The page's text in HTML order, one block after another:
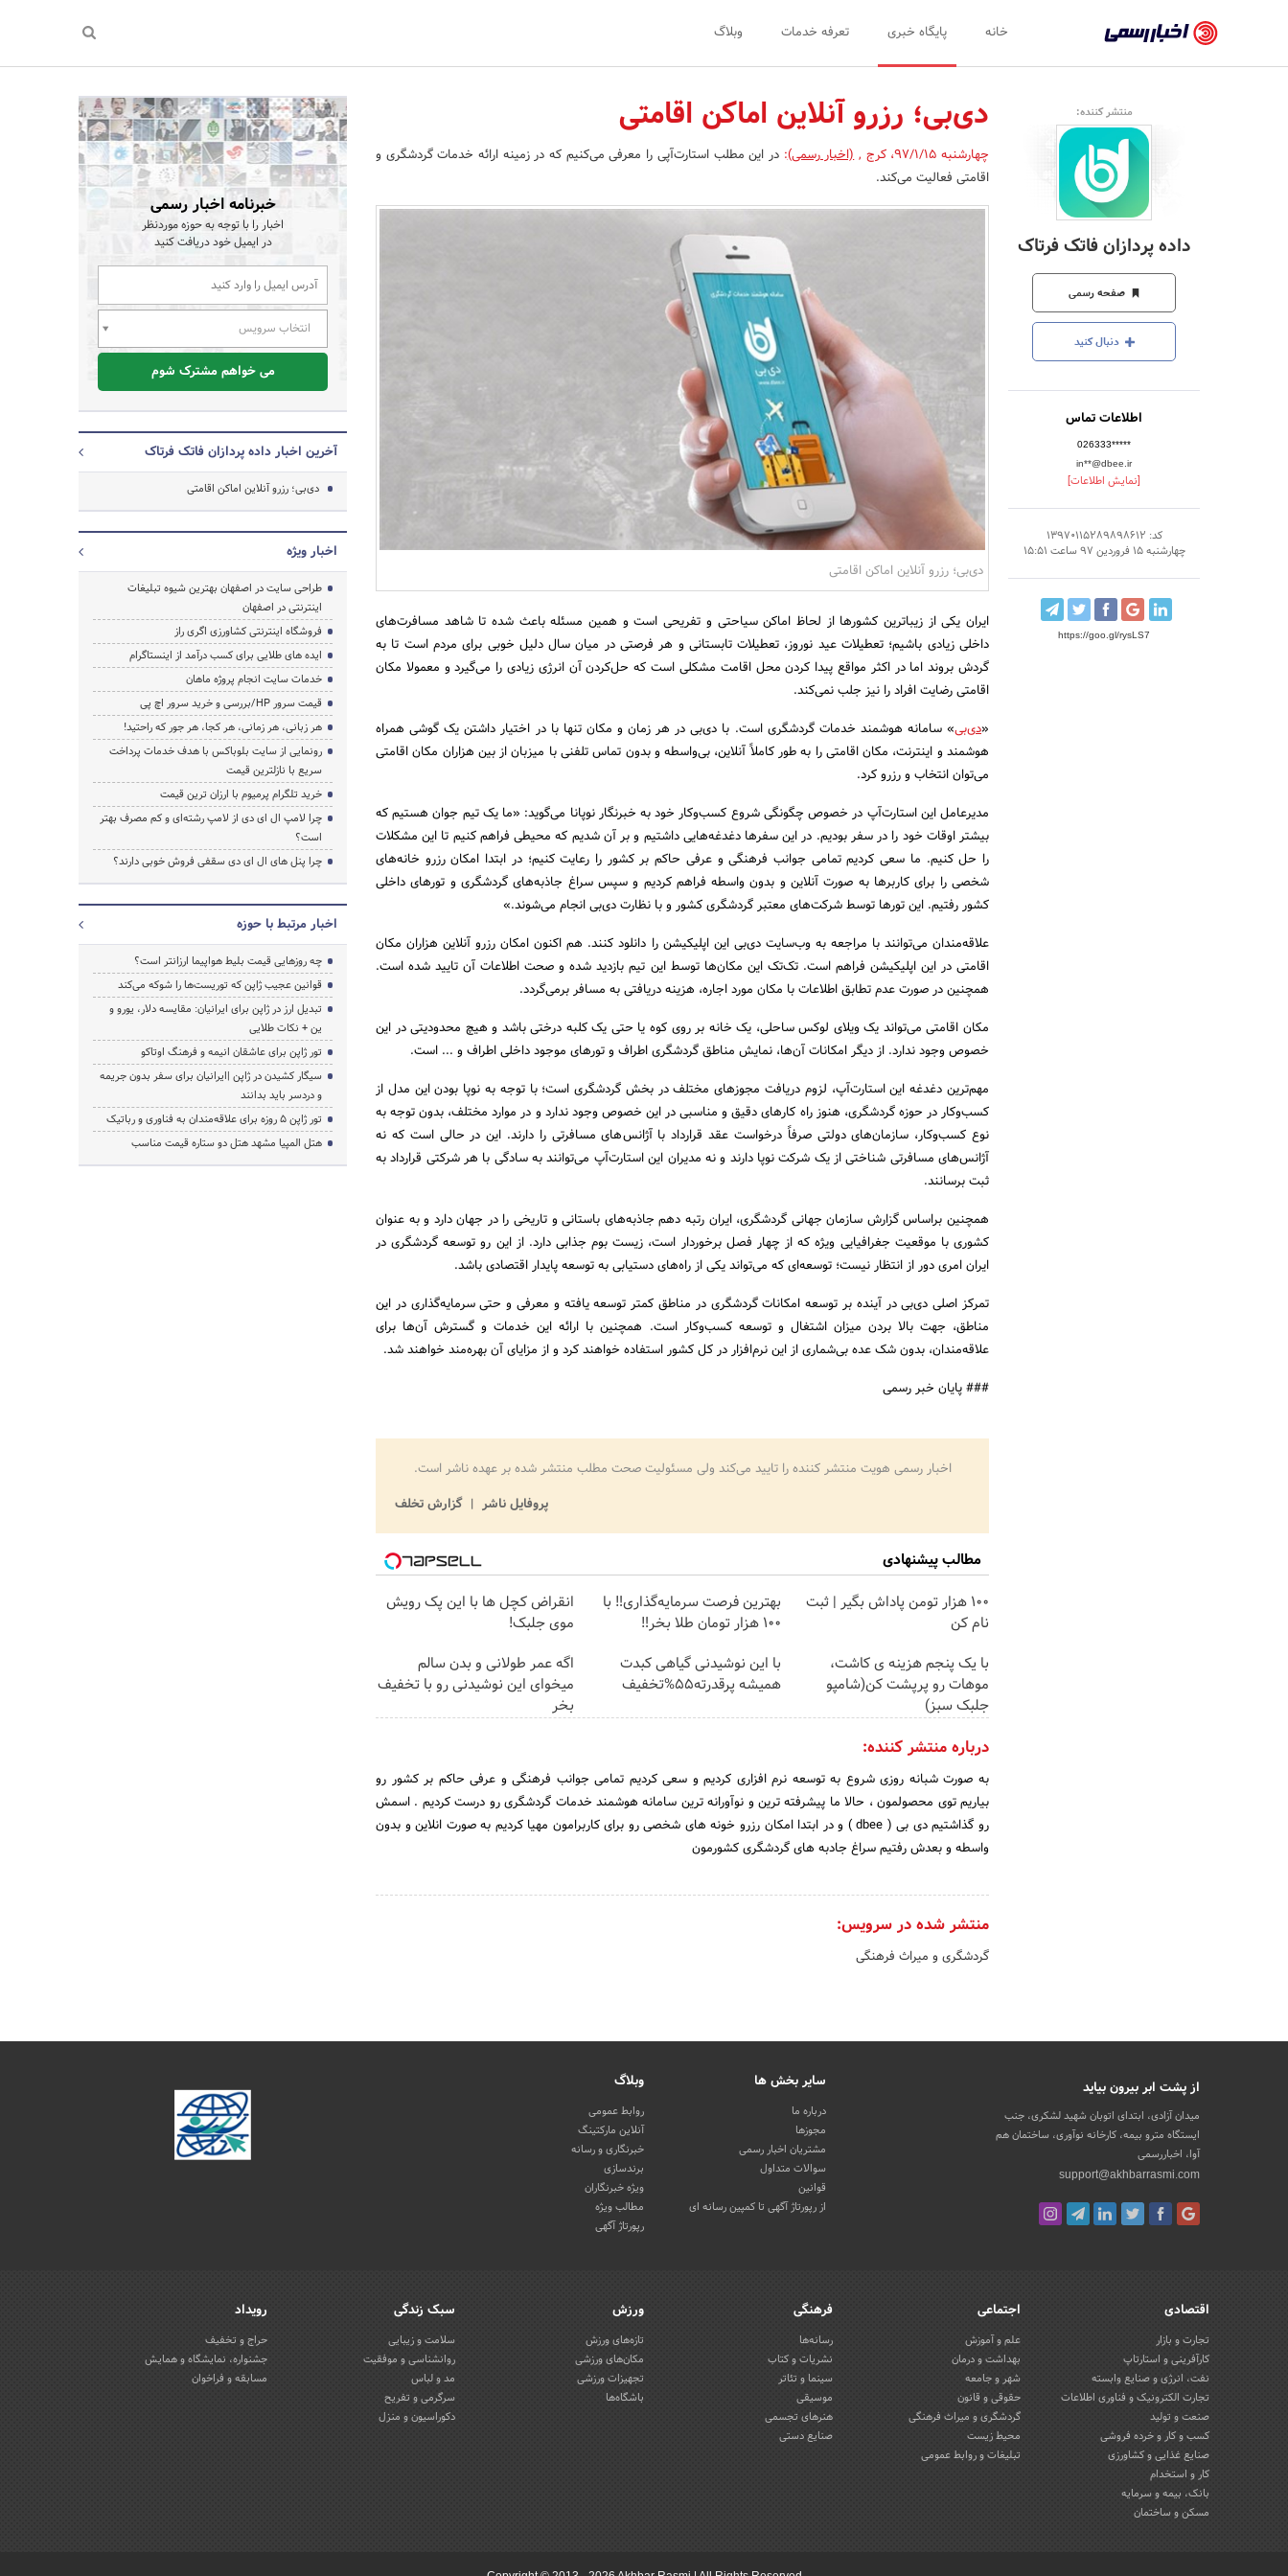
رسمی
-
اخبار
تایید
شده
شرکت‌ها،
سازمان‌ها
و
روابط
عمومی‌ها
خانه پایگاه خبری تعرفه خدمات وبلاگ
منتشر کننده:
داده پردازان فاتک فرتاک
صفحه رسمی
دنبال کنید
اطلاعات تماس
026333*****
in**@dbee.ir
[نمایش اطلاعات]
کد: 13970115289898612
چهارشنبه 15 فروردین 97 ساعت 15:51
https://goo.gl/rysLS7
دی‌بی؛ رزرو آنلاین اماکن اقامتی
چهارشنبه 97/1/15 ،کرج ,(اخبار رسمی):در این مطلب استارت‌آپی را معرفی می‌کنیم که در زمینه ارائه خدمات گردشگری و
اقامتی فعالیت می‌کند.
دی‌بی؛ رزرو آنلاین اماکن اقامتی
ایران یکی از زیباترین کشورها از لحاظ اماکن سیاحتی و تفریحی است و همین مسئله باعث شده تا شاهد مسافرت‌های
داخلی زیادی باشیم؛ تعطیلات عید نوروز، تعطیلات تابستانی و هر فرصتی در میان سال دلیل خوبی برای مردم است تا به
گردش بروند اما در اکثر مواقع پیدا کردن محل اقامت مشکلی است که حل‌کردن آن انرژی زیادی را می‌گیرد و معمولا مکان
اقامتی رضایت افراد را نیز جلب نمی‌کند.
«دی‌بی» سامانه هوشمند خدمات گردشگری است. با دی‌بی در هر زمان و مکان تنها با در اختیار داشتن یک گوشی همراه
هوشمند و اینترنت، مکان اقامتی را به طور کاملاً آنلاین، بی‌واسطه و بدون تماس تلفنی با میزبان از بین هزاران مکان اقامتی
می‌توان انتخاب و رزرو کرد.
مدیرعامل این استارت‌آپ در خصوص چگونگی شروع کسب‌وکار خود به خبرنگار نوپانا می‌گوید: «ما یک تیم جوان هستیم که
بیشتر اوقات خود را در سفر بودیم. در این سفرها دغدغه‌هایی داشتیم و بر آن شدیم که محیطی فراهم کنیم تا این مشکلات
را حل کنیم. ما سعی کردیم تمامی جوانب فرهنگی و عرفی حاکم بر کشور را رعایت کنیم؛ در ابتدا امکان رزرو خانه‌های
شخصی را برای کاربرها به صورت آنلاین و بدون واسطه فراهم کردیم و سپس سراغ جاذبه‌های گردشگری و تورهای داخلی
کشور رفتیم. این تورها توسط شرکت‌های معتبر گردشگری کشور و با نظارت دی‌بی انجام می‌شوند.»
علاقه‌مندان می‌توانند با مراجعه به وب‌سایت دی‌بی این اپلیکیشن را دانلود کنند. هم اکنون امکان رزرو آنلاین هزاران مکان
اقامتی در این اپلیکیشن فراهم است. تک‌تک این مکان‌ها توسط این تیم بازدید شده و صحت اطلاعات آن تایید شده است.
همچنین در صورت عدم تطابق اطلاعات با مکان مورد اجاره، هزینه دریافتی به مسافر برمی‌گردد.
مکان اقامتی می‌تواند یک ویلای لوکس ساحلی، یک خانه بر روی کوه یا حتی یک کلبه درختی باشد و هیچ محدودیتی در این
خصوص وجود ندارد. از دیگر امکانات آن‌ها، نمایش مناطق گردشگری اطراف و تورهای موجود داخلی اطراف و ... است.
مهم‌ترین دغدغه این استارت‌آپ، لزوم دریافت مجوزهای مختلف در بخش گردشگری است؛ با توجه به نوپا بودن این مدل از
کسب‌وکار در حوزه گردشگری، هنوز راه کارهای دقیق و مناسبی در این خصوص وجود ندارد و در موارد مختلف، بدون توجه به
نوع کسب‌وکار، سازمان‌های دولتی صرفاً درخواست عقد قرارداد با آژانس‌های مسافرتی را دارند. این در حالی است که نه
آژانس‌های مسافرتی شناختی از یک شرکت نوپا دارند و نه مدیران این استارت‌آپ می‌توانند به سادگی با هر شرکتی قرارداد به
ثبت برسانند.
همچنین براساس گزارش سازمان جهانی گردشگری، ایران رتبه دهم جاذبه‌های باستانی و تاریخی را در جهان دارد و به عنوان
کشوری با موقعیت جغرافیایی ویژه که از چهار فصل برخوردار است، زیست بوم جذابی دارد. از این رو توسعه گردشگری در
ایران امری دور از انتظار نیست؛ توسعه‌ای که می‌تواند یکی از راه‌های دستیابی به توسعه پایدار اقتصادی باشد.
تمرکز اصلی دی‌بی در آینده بر توسعه امکانات گردشگری در مناطق کمتر توسعه یافته و معرفی و حتی سرمایه‌گذاری در این
مناطق، جهت بالا بردن میزان اشتغال و توسعه کسب‌وکار است. همچنین با ارائه این خدمات و گسترش آن‌ها برای
علاقه‌مندان، بدون شک عده بی‌شماری از این نرم‌افزار در کل کشور استفاده خواهند کرد و از مزایای آن بهره‌مند خواهند شد.
### پایان خبر رسمی
اخبار رسمی هویت منتشر کننده را تایید می‌کند ولی مسئولیت صحت مطلب منتشر شده بر عهده ناشر است.
پروفایل ناشر
گزارش تخلف
مطالب پیشنهادی
100 هزار تومن پاداش بگیر | ثبت
نام کن
بهترین فرصت سرمایه‌گذاری‼️ با
100 هزار تومان طلا بخر‼️
انقراض کچل ها با این پک رویش
موی جلبک!
با یک پنجم هزینه ی کاشت،
موهات رو پرپشت کن(شامپو
جلبک سبز)
با این نوشیدنی گیاهی کبدت
همیشه پرقدرته55%تخفیف
اگه عمر طولانی و بدن سالم
میخوای این نوشیدنی رو با تخفیف
بخر
درباره منتشر کننده:
به صورت شبانه روزی شروع به توسعه نرم افزاری کردیم و سعی کردیم تمامی جوانب فرهنگی و عرفی حاکم بر کشور رو
بیاریم توی محصولمون ، حالا ما پیشرفته ترین و نوآورانه ترین سامانه هوشمند خدمات گردشگری رو درست کردیم . اسمش
رو گذاشتیم دی بی ( dbee ) و در ابتدا امکان رزرو خونه های شخصی رو برای کاربرامون مهیا کردیم به صورت انلاین و بدون
واسطه و بعدش رفتیم سراغ جادبه های گردشگری کشورمون
منتشر شده در سرویس:
گردشگری و میراث فرهنگی
خبرنامه اخبار رسمی
اخبار را با توجه به حوزه موردنظر
در ایمیل خود دریافت کنید
انتخاب سرویس
می خواهم مشترک شوم
آخرین اخبار داده پردازان فاتک فرتاک
دی‌بی؛ رزرو آنلاین اماکن اقامتی
اخبار ویژه
طراحی سایت در اصفهان بهترین شیوه تبلیغات
اینترنتی در اصفهان
فروشگاه اینترنتی کشاورزی اگری راز
ایده های طلایی برای کسب درآمد از اینستاگرام
خدمات سایت انجام پروژه ماهان
قیمت سرور HP/بررسی و خرید سرور اچ پی
هر زبانی، هر زمانی، هر کجا، هر جور که راحتید!
رونمایی از سایت بلوباکس با هدف خدمات پرداخت
سریع با نازلترین قیمت
خرید تلگرام پرمیوم با ارزان ترین قیمت
چرا لامپ ال ای دی از لامپ رشته‌ای و کم مصرف بهتر
است؟
چرا پنل های ال ای دی سقفی فروش خوبی دارند؟
اخبار مرتبط با حوزه
چه روزهایی قیمت بلیط هواپیما ارزانتر است؟
قوانین عجیب ژاپن که توریست‌ها را شوکه می‌کند
تبدیل ارز در ژاپن برای ایرانیان: مقایسه دلار، یورو و
ین + نکات طلایی
تور ژاپن برای عاشقان انیمه و فرهنگ اوتاکو
سیگار کشیدن در ژاپن |ایرانیان برای سفر بدون جریمه
و دردسر باید بدانند
تور ژاپن ۵ روزه برای علاقه‌مندان به فناوری و رباتیک
هتل المپیا مشهد هتل دو ستاره قیمت مناسب
از پشت ابر بیرون بیاید
میدان آزادی، ابتدای اتوبان شهید لشکری، جنب
ایستگاه مترو بیمه، کارخانه نوآوری، ساختمان هم
آوا، اخباررسمی
support@akhbarrasmi.com
سایر بخش ها
درباره ما
مجوزها
مشتریان اخبار رسمی
سوالات متداول
قوانین
از رپورتاژ آگهی تا کمپین رسانه ای
وبلاگ
روابط عمومی
آنلاین مارکتینگ
خبرنگاری و رسانه
برندسازی
ویژه خبرنگاران
مطالب ویژه
رپورتاژ آگهی
اقتصادی
تجارت و بازار
کارآفرینی و استارتاپ
نفت، انرژی و صنایع وابسته
تجارت الکترونیک و فناوری اطلاعات
صنعت و تولید
کسب و کار و خرده فروشی
صنایع غذایی و کشاورزی
کار و استخدام
بانک، بیمه و سرمایه
مسکن و ساختمان
اجتماعی
علم و آموزش
بهداشت و درمان
شهر و جامعه
حقوقی و قانون
گردشگری و میراث فرهنگی
محیط زیست
تبلیغات و روابط عمومی
فرهنگی
رسانه‌ها
نشریات و کتاب
سینما و تئاتر
موسیقی
هنرهای تجسمی
صنایع دستی
ورزش
تازه‌های ورزش
مکان‌های ورزشی
تجهیزات ورزشی
باشگاه‌ها
سبک زندگی
سلامت و زیبایی
روانشناسی و موفقیت
مد و لباس
سرگرمی و تفریح
دکوراسیون و منزل
رویداد
حراج و تخفیف
جشنواره، نمایشگاه و همایش
مسابقه و فراخوان